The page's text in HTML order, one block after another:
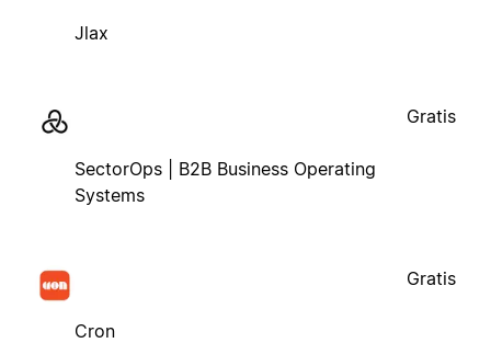
Jlax
SectorOps | B2B Business Operating
Systems
Gratis
Cron
Gratis